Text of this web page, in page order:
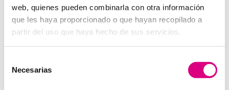
web, quienes pueden combinarla con otra información
que les haya proporcionado o que hayan recopilado a
partir del uso que haya hecho de sus servicios.
Necesarias
profesionales especializados para cada área de
negocio.Telefonía Virtual, Antivirus y Seguridad,
Marketing 2.0, Obras y Proyecto e International
Puedes contactar con nosotros en el
900 800 806o a